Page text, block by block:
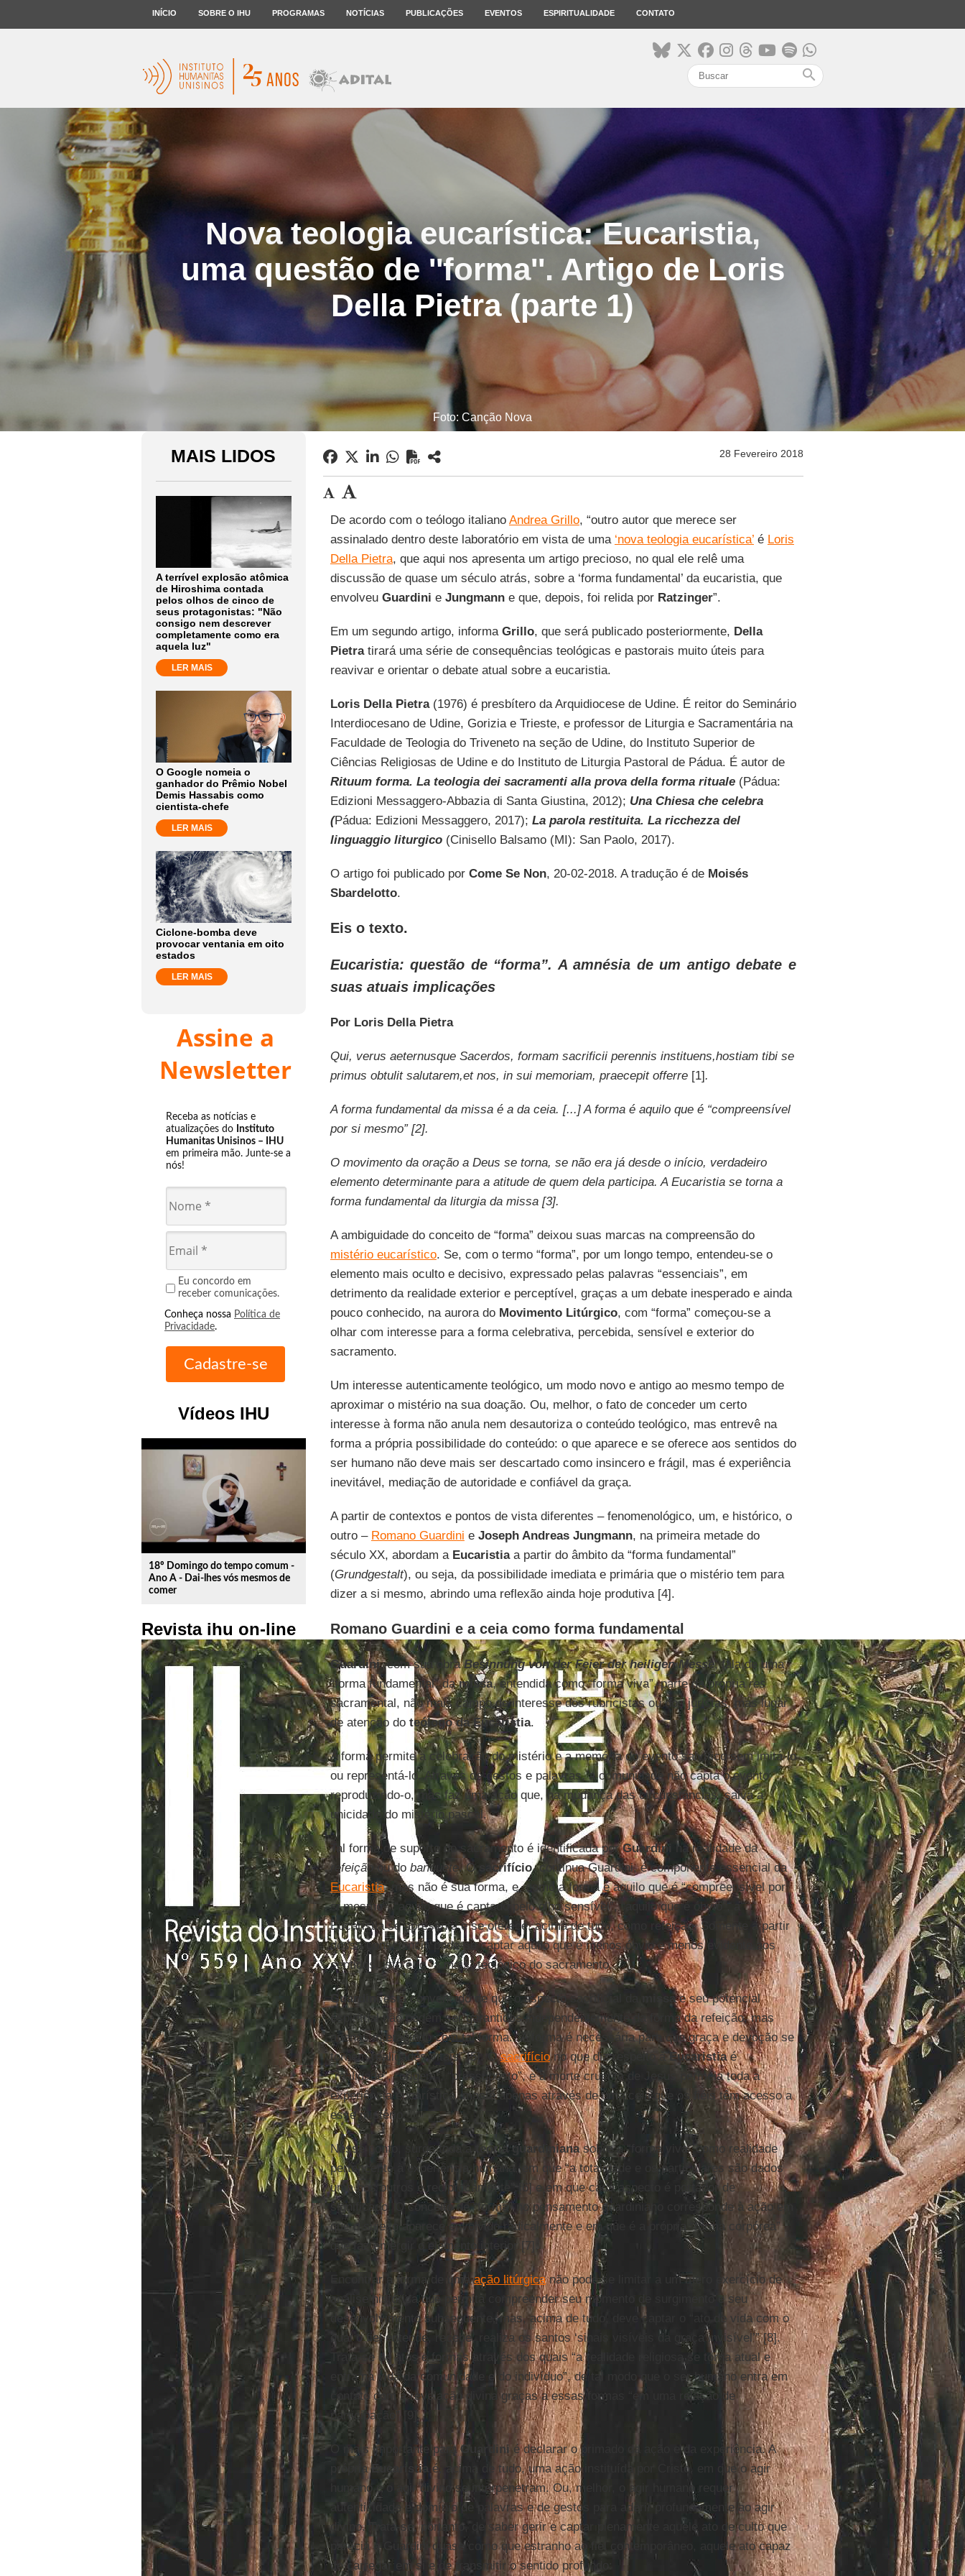
INÍCIO SOBRE O IHU PROGRAMAS NOTÍCIAS PUBLICAÇÕES EVENTOS ESPIRITUALIDADE CONTATO
search
Nova teologia eucarística: Eucaristia,
uma questão de ''forma''. Artigo de Loris
Della Pietra (parte 1)
Foto: Canção Nova
MAIS LIDOS
A terrível explosão atômica
de Hiroshima contada
pelos olhos de cinco de
seus protagonistas: "Não
consigo nem descrever
completamente como era
aquela luz"
LER MAIS
O Google nomeia o
ganhador do Prêmio Nobel
Demis Hassabis como
cientista-chefe
LER MAIS
Ciclone-bomba deve
provocar ventania em oito
estados
LER MAIS
Assine a
Newsletter
Receba as notícias e
atualizações do Instituto
Humanitas Unisinos – IHU
em primeira mão. Junte-se a
nós!
Eu concordo em
receber comunicações.
Conheça nossa Política de
Privacidade.
Vídeos IHU
play_circle_outline
18º Domingo do tempo comum -
Ano A - Dai-lhes vós mesmos de
comer
Revista ihu on-line
28 Fevereiro 2018
De acordo com o teólogo italiano Andrea Grillo, “outro autor que merece ser
assinalado dentro deste laboratório em vista de uma ‘nova teologia eucarística’é Loris
Della Pietra, que aqui nos apresenta um artigo precioso, no qual ele relê uma
discussão de quase um século atrás, sobre a ‘forma fundamental’ da eucaristia, que
envolveu Guardini e Jungmanne que, depois, foi relida por Ratzinger”.
Em um segundo artigo, informa Grillo, que será publicado posteriormente, Della
Pietratirará uma série de consequências teológicas e pastorais muito úteis para
reavivar e orientar o debate atual sobre a eucaristia.
Loris Della Pietra(1976) é presbítero da Arquidiocese de Udine. É reitor do Seminário
Interdiocesano de Udine, Gorizia e Trieste, e professor de Liturgia e Sacramentária na
Faculdade de Teologia do Triveneto na seção de Udine, do Instituto Superior de
Ciências Religiosas de Udine e do Instituto de Liturgia Pastoral de Pádua. É autor de
Rituum forma. La teologia dei sacramenti alla prova della forma rituale(Pádua:
Edizioni Messaggero-Abbazia di Santa Giustina, 2012); Una Chiesa che celebra
(Pádua: Edizioni Messaggero, 2017); La parola restituita. La ricchezza del
linguaggio liturgico(Cinisello Balsamo (MI): San Paolo, 2017).
O artigo foi publicado por Come Se Non, 20-02-2018. A tradução é de Moisés
Sbardelotto.
Eis o texto.
Eucaristia: questão de “forma”. A amnésia de um antigo debate e
suas atuais implicações
Por Loris Della Pietra
Qui, verus aeternusque Sacerdos, formam sacrificii perennis instituens,hostiam tibi se
primus obtulit salutarem,et nos, in sui memoriam, praecepit offerre [1].
A forma fundamental da missa é a da ceia. [...] A forma é aquilo que é “compreensível
por si mesmo” [2].
O movimento da oração a Deus se torna, se não era já desde o início, verdadeiro
elemento determinante para a atitude de quem dela participa. A Eucaristia se torna a
forma fundamental da liturgia da missa [3].
A ambiguidade do conceito de “forma” deixou suas marcas na compreensão do
mistério eucarístico. Se, com o termo “forma”, por um longo tempo, entendeu-se o
elemento mais oculto e decisivo, expressado pelas palavras “essenciais”, em
detrimento da realidade exterior e perceptível, graças a um debate inesperado e ainda
pouco conhecido, na aurora do Movimento Litúrgico, com “forma” começou-se a
olhar com interesse para a forma celebrativa, percebida, sensível e exterior do
sacramento.
Um interesse autenticamente teológico, um modo novo e antigo ao mesmo tempo de
aproximar o mistério na sua doação. Ou, melhor, o fato de conceder um certo
interesse à forma não anula nem desautoriza o conteúdo teológico, mas entrevê na
forma a própria possibilidade do conteúdo: o que aparece e se oferece aos sentidos do
ser humano não deve mais ser descartado como insincero e frágil, mas é experiência
inevitável, mediação de autoridade e confiável da graça.
A partir de contextos e pontos de vista diferentes – fenomenológico, um, e histórico, o
outro – Romano Guardini e Joseph Andreas Jungmann, na primeira metade do
século XX, abordam a Eucaristiaa partir do âmbito da “forma fundamental”
(Grundgestalt), ou seja, da possibilidade imediata e primária que o mistério tem para
dizer a si mesmo, abrindo uma reflexão ainda hoje produtiva [4].
Romano Guardini e a ceia como forma fundamental
Guardini, com sua obraBesinnung von der Feier der heiligen Messe, fala de uma
“forma fundamental” damissa, entendida como “forma viva”, parte da própriares
sacramental, não mais campo de interesse dos rubricistas ou dos juristas, mas lugar
de atenção do teólogo da Eucaristia.
A forma permite a celebração do mistério e a memória do evento salvífico sem imitá-lo
ou representá-lo. Através de gestos e palavras, a comunidade não capta o evento
reproduzindo-o, mas faz uma ação que, na mudança das circunstâncias, salva a
unicidade do mistério pascal.
Tal forma de suporte do sacramento é identificada porGuardini
na realidade da
refeição ou do banquete. O sacrifício, continua Guardini, é componente essencial da
Eucaristia, mas não é sua forma, e, como a forma é aquilo que é “compreensível por
si mesmo”, “aquilo que é captado pelo olho sensível”, “aquilo que é óbvio”, a
Eucaristia se apresenta e se oferece, acima de tudo, como refeição. Somente a partir
dessa consciência pode-se captar aquilo que é menos óbvio e menos evidente aos
sentidos, isto é, o “a mais” teológico do sacramento.
Guardiniestá convencido de que o aspecto sacrificial da missae seu potencial
espiritual não podem ser garantidos independentemente da forma da refeição, mas
apenas interagindo com tal forma: “A forma é necessária para que graça e devoção se
tornem realidades vitais” [5]. Osacrifíciono que diz respeito àEucaristiaé
“realidade”, “origem”, “pressuposto”, e a morte cruenta de Jesus permeia toda a
experiência eucarística, mas é apenas através de uma ceia que os fiéis têm acesso a
esse mistério.
Nesse ponto, surge toda ateoria guardinianasobre a “forma viva” como realidade
pertencente à experiência humana, em que “a totalidade e os particulares são dados
uma nos outros e reciprocamente” [6] e em que cada aspecto é portador de
significado. O conceito de “forma” no pensamento guardiniano corresponde à ação em
que o sujeito aparece envolvido radicalmente e em que é a própria “forma corpórea”
que faz emergir o elemento interior [7].
Encontrar a forma de umaação litúrgicanão pode se limitar a um mero exercício de
análise histórica que permita compreender seu momento de surgimento e seu
desenvolvimento subsequente, mas, acima de tudo, deve captar o “ato de vida com o
qual o fiel entende, recebe, realiza os santos ‘sinais visíveis da graça invisível’” [8].
Trata-se de atos e formas através dos quais “a realidade religiosa se torna atual e
entra na vida da comunidade e do indivíduo”, de tal modo que o ser humano entra em
contato com a revelação divina graças a essas formas “em uma relação de
participação” [9].
O mais importante paraGuardini é declarar o primado da ação e da experiência. A
própriaEucaristia
é, acima de tudo, uma ação instituída por Cristo, em que o agir
humano e o agir divino se interpenetram. Ou, melhor, o agir humano requer
autenticidade e domínio de palavras e de gestos para aderir profundamente ao agir
divino. Trata-se, portanto, de saber gerir e captar plenamente aquele ato de culto que
parecia a Guardini quase como que estranho ao fiel contemporâneo, aquele ato capaz
de carregar em si e de transmitir o sentido profundo: